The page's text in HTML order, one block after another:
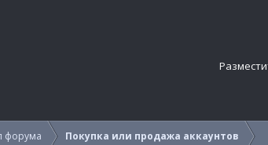
форума Покупка или продажа аккаунтов